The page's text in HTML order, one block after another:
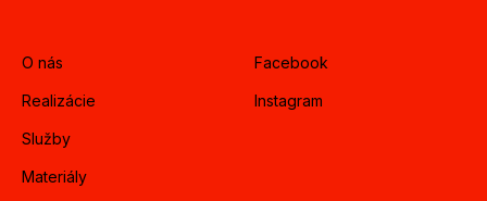
O nás
Realizácie
Služby
Materiály
Facebook
Instagram